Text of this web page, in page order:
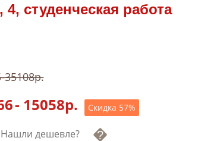
студенческая работа
35108р.
- 15058р. Скидка 57%
Нашли дешевле?